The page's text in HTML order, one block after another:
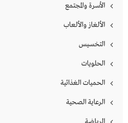
الأسرة والمجتمع
الألغاز والألعاب
التخسيس
الحلويات
الحميات الغذائية
الرعاية الصحية